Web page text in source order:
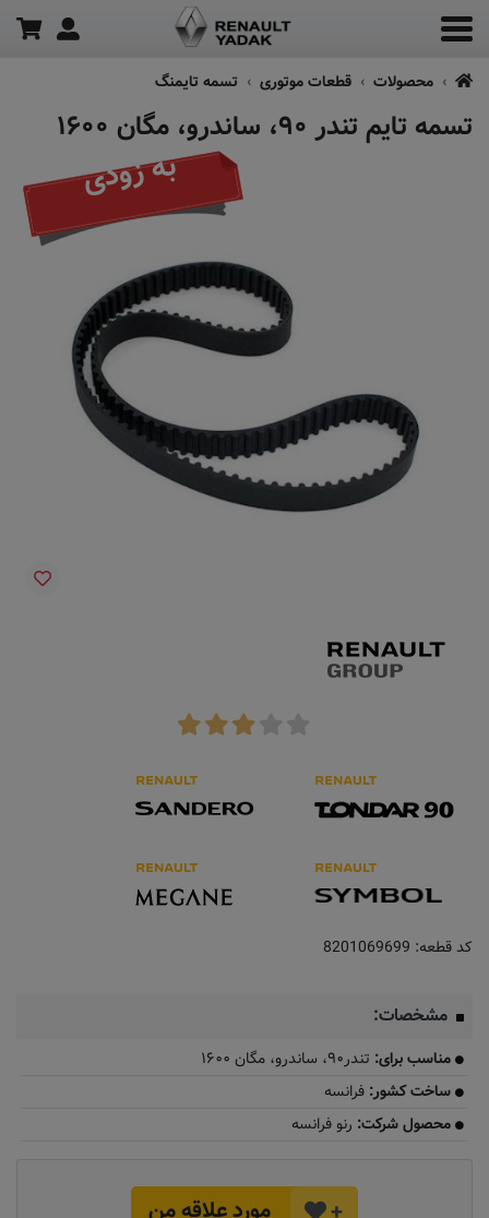
محصولات قطعات موتوری تسمه تایمنگ
تسمه تایم تندر ۹۰، ساندرو، مگان ۱۶۰۰
به زودی
کد قطعه: 8201069699
مشخصات:
مناسب برای: تندر۹۰، ساندرو، مگان ۱۶۰۰
ساخت کشور: فرانسه
محصول شرکت: رنو فرانسه